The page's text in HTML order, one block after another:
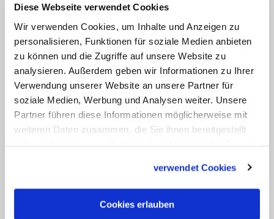
Diese Webseite verwendet Cookies
Wir verwenden Cookies, um Inhalte und Anzeigen zu
personalisieren, Funktionen für soziale Medien anbieten
zu können und die Zugriffe auf unsere Website zu
analysieren. Außerdem geben wir Informationen zu Ihrer
Verwendung unserer Website an unsere Partner für
soziale Medien, Werbung und Analysen weiter. Unsere
Partner führen diese Informationen möglicherweise mit
weiteren Daten zusammen, die Sie ihnen bereitgestellt
verwendet Cookies
Cookies erlauben
Wandel der Herzen sind gute
Regulierungen, strategische politische
Überlegungen und selbst
Zielvorstellungen nicht effektiv.
— Kardinal Peter Turkson
Dadurch werde das "sensible
unermesslichem Umfang" zerstört,
erklärte er.